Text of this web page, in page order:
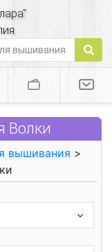
Волки
вышивания >